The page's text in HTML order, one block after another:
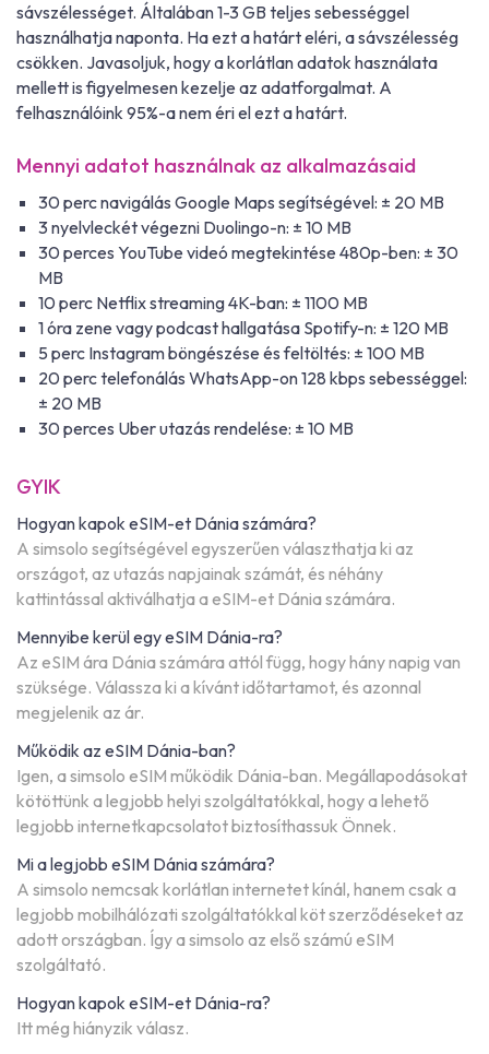
sávszélességet. Általában 1-3 GB teljes sebességgel
használhatja naponta. Ha ezt a határt eléri, a sávszélesség
csökken. Javasoljuk, hogy a korlátlan adatok használata
mellett is figyelmesen kezelje az adatforgalmat. A
felhasználóink 95%-a nem éri el ezt a határt.
Mennyi adatot használnak az alkalmazásaid
30 perc navigálás Google Maps segítségével: ± 20 MB
3 nyelvleckét végezni Duolingo-n: ± 10 MB
30 perces YouTube videó megtekintése 480p-ben: ± 30
MB
10 perc Netflix streaming 4K-ban: ± 1100 MB
1 óra zene vagy podcast hallgatása Spotify-n: ± 120 MB
5 perc Instagram böngészése és feltöltés: ± 100 MB
20 perc telefonálás WhatsApp-on 128 kbps sebességgel:
± 20 MB
30 perces Uber utazás rendelése: ± 10 MB
GYIK
Hogyan kapok eSIM-et Dánia számára?
A simsolo segítségével egyszerűen választhatja ki az
országot, az utazás napjainak számát, és néhány
kattintással aktiválhatja a eSIM-et Dánia számára.
Mennyibe kerül egy eSIM Dánia-ra?
Az eSIM ára Dánia számára attól függ, hogy hány napig van
szüksége. Válassza ki a kívánt időtartamot, és azonnal
megjelenik az ár.
Működik az eSIM Dánia-ban?
Igen, a simsolo eSIM működik Dánia-ban. Megállapodásokat
kötöttünk a legjobb helyi szolgáltatókkal, hogy a lehető
legjobb internetkapcsolatot biztosíthassuk Önnek.
Mi a legjobb eSIM Dánia számára?
A simsolo nemcsak korlátlan internetet kínál, hanem csak a
legjobb mobilhálózati szolgáltatókkal köt szerződéseket az
adott országban. Így a simsolo az első számú eSIM
szolgáltató.
Hogyan kapok eSIM-et Dánia-ra?
Itt még hiányzik válasz.